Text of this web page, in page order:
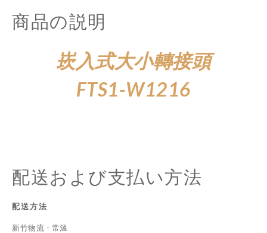
商品の説明
崁入式大小轉接頭
FTS1-W1216
配送および支払い方法
配送方法
新竹物流 - 常溫